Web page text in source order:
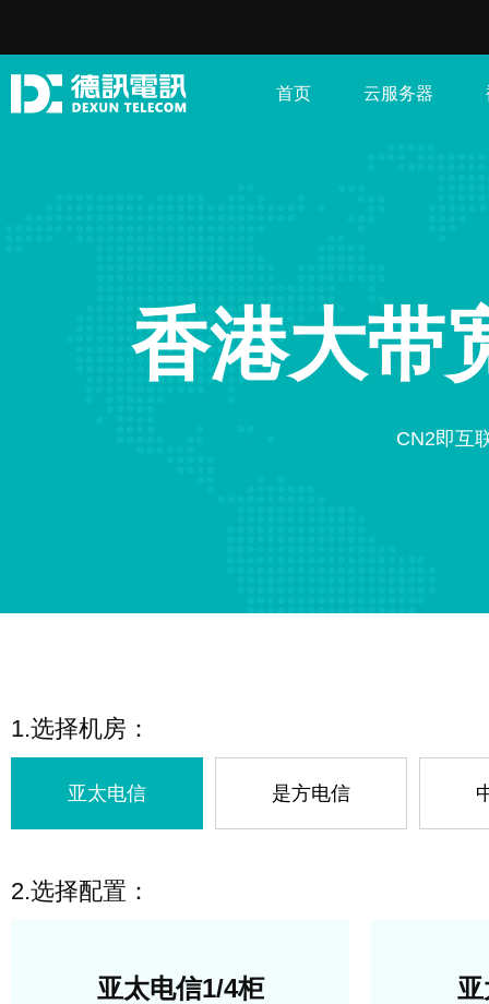
首页 云服务器
香港大带
CN2即互
1.选择机房：
亚太电信 是方电信
2.选择配置：
亚太电信1/4柜